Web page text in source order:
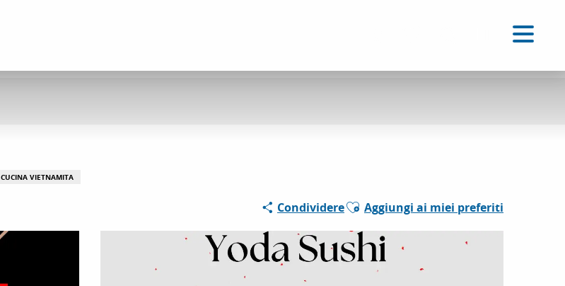
CUCINA VIETNAMITA
CondividereAjouter aux favoris
Aggiungi ai miei preferiti